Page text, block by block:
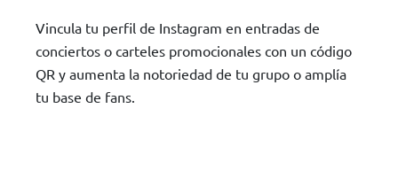
Vincula tu perfil de Instagram en entradas de
conciertos o carteles promocionales con un código
QR y aumenta la notoriedad de tu grupo o amplía
tu base de fans.